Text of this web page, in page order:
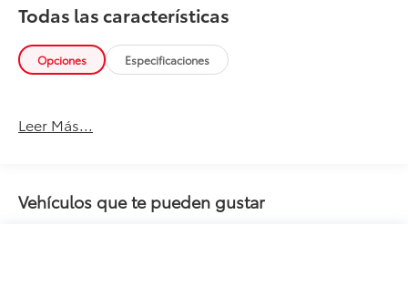
Todas las características
Opciones Especificaciones
Leer Más...
Vehículos que te pueden gustar